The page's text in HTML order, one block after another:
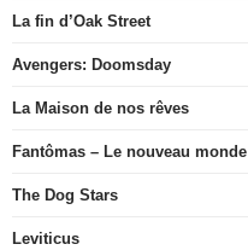
La fin d’Oak Street
Avengers: Doomsday
La Maison de nos rêves
Fantômas – Le nouveau monde
The Dog Stars
Leviticus